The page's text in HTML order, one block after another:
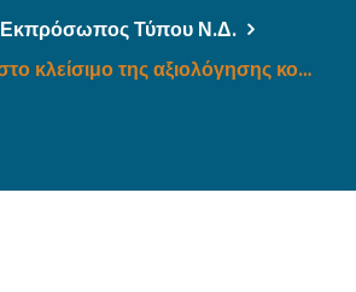
Εκπρόσωπος Τύπου Ν.Δ.
Η καθυστέρηση στο κλείσιμο της αξιολόγησης κοστίζει στην πραγματική οικονομία πάνω από 12 δις ευρώ